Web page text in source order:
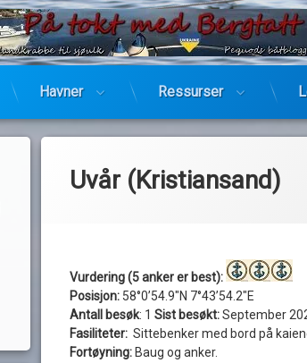
Havner Ressurser
Uvår (Kristiansand)
Vurdering (5 anker er best):
Posisjon:58°0’54.9″N 7°43’54.2″E
Antall besøk: 1 Sist besøkt:September
Fasiliteter:Sittebenker med bord på
Fortøyning: Baug og anker.